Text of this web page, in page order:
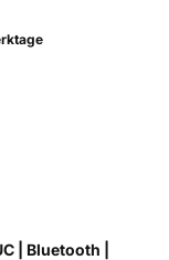
| Bluetooth |